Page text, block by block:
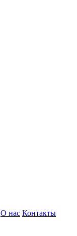
О нас Контакты